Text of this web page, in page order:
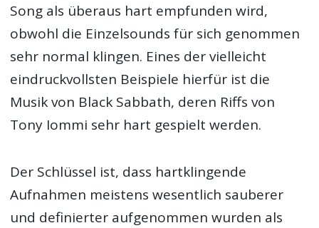
Song als überaus hart empfunden wird,
obwohl die Einzelsounds für sich genommen
sehr normal klingen. Eines der vielleicht
eindruckvollsten Beispiele hierfür ist die
Musik von Black Sabbath, deren Riffs von
Tony Iommi sehr hart gespielt werden.
Der Schlüssel ist, dass hartklingende
Aufnahmen meistens wesentlich sauberer
und definierter aufgenommen wurden als